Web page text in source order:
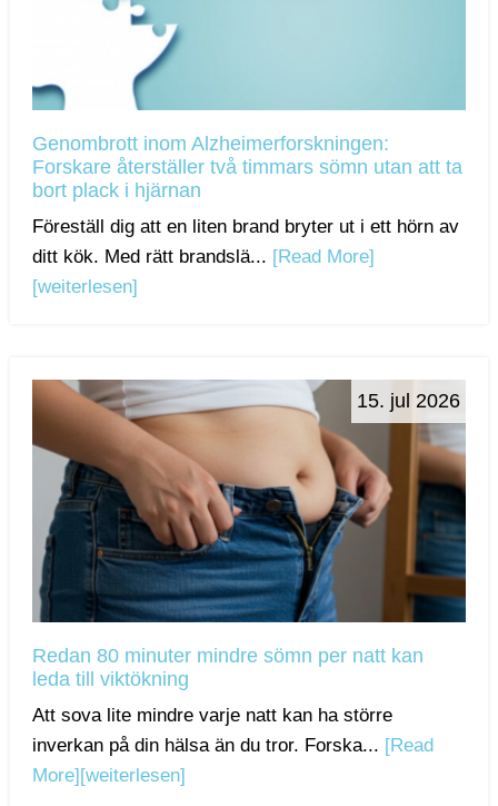
Genombrott inom Alzheimerforskningen:
Forskare återställer två timmars sömn utan att ta
bort plack i hjärnan
Föreställ dig att en liten brand bryter ut i ett hörn av
ditt kök. Med rätt brandslä... [Read More]
[weiterlesen]
15. jul 2026
Redan 80 minuter mindre sömn per natt kan
leda till viktökning
Att sova lite mindre varje natt kan ha större
inverkan på din hälsa än du tror. Forska... [Read
More][weiterlesen]